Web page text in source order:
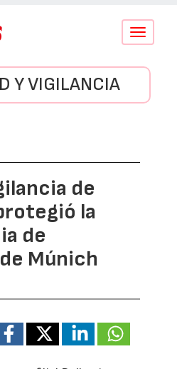
Conmutar
Y VIGILANCIA
de
la
de
Múnich